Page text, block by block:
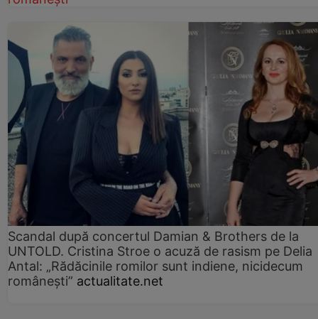
Scandal după concertul Damian & Brothers de la
UNTOLD. Cristina Stroe o acuză de rasism pe Delia
Antal: „Rădăcinile romilor sunt indiene, nicidecum
românești” actualitate.net